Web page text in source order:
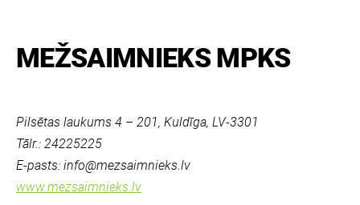
MEŽSAIMNIEKS MPKS
Pilsētas laukums 4 – 201, Kuldīga, LV-3301
Tālr.: 24225225
E-pasts: info@mezsaimnieks.lv
www.mezsaimnieks.lv